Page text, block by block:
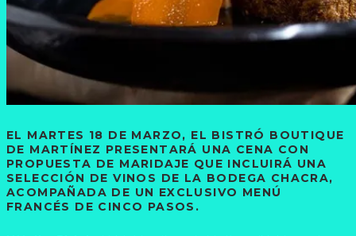
EL MARTES 18 DE MARZO, EL BISTRÓ BOUTIQUE
DE MARTÍNEZ PRESENTARÁ UNA CENA CON
PROPUESTA DE MARIDAJE QUE INCLUIRÁ UNA
SELECCIÓN DE VINOS DE LA BODEGA CHACRA,
ACOMPAÑADA DE UN EXCLUSIVO MENÚ
FRANCÉS DE CINCO PASOS.